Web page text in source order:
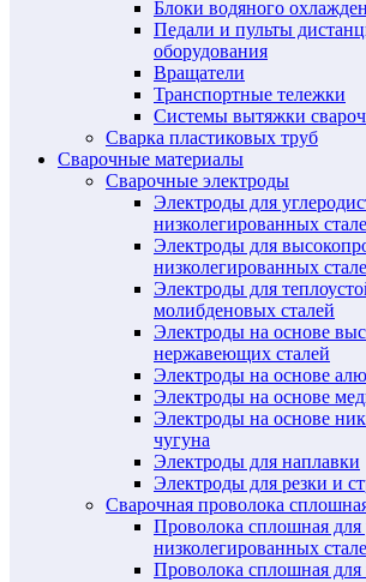
Блоки водяного
Педали и пульты
оборудования
Вращатели
Транспортные тележки
Системы вытяжки
Сварка пластиковых труб
Сварочные материалы
Сварочные электроды
Электроды для
низколегированных
Электроды для
низколегированных
Электроды для
молибденовых сталей
Электроды на основе
нержавеющих сталей
Электроды на основе
Электроды на основе
Электроды на основе
чугуна
Электроды для наплавки
Электроды для резки и
Сварочная проволока
Проволока сплошная для
низколегированных
Проволока сплошная